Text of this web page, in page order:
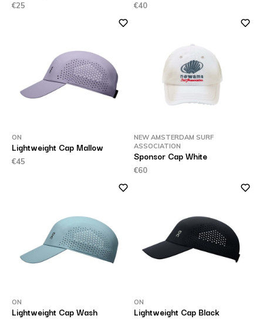
€25 €40
ON
Lightweight Cap Mallow
€45
NEW AMSTERDAM SURF
ASSOCIATION
Sponsor Cap White
€60
ON
Lightweight Cap Wash
ON
Lightweight Cap Black